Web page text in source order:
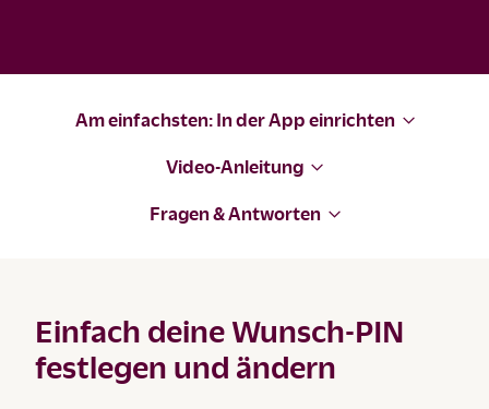
Am einfachsten: In der App einrichten
Video-Anleitung
Fragen & Antworten
Einfach deine Wunsch-PIN
festlegen und ändern